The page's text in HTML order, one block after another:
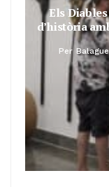
Els
d’història
Per